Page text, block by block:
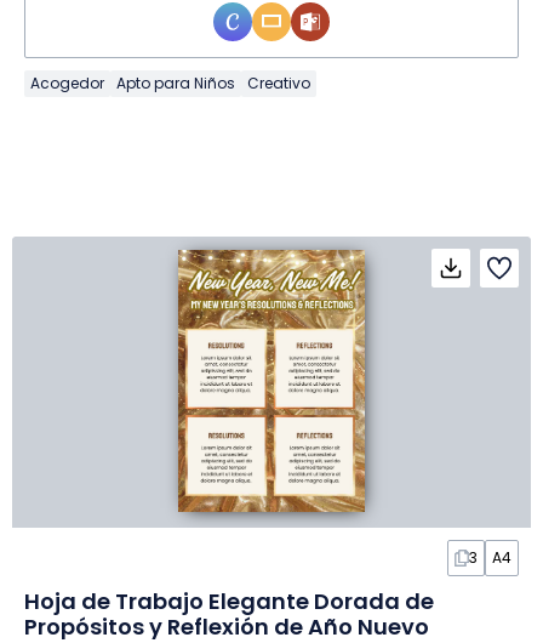
Acogedor Apto para Niños Creativo
3 A4
Hoja de Trabajo Elegante Dorada de
Propósitos y Reflexión de Año Nuevo